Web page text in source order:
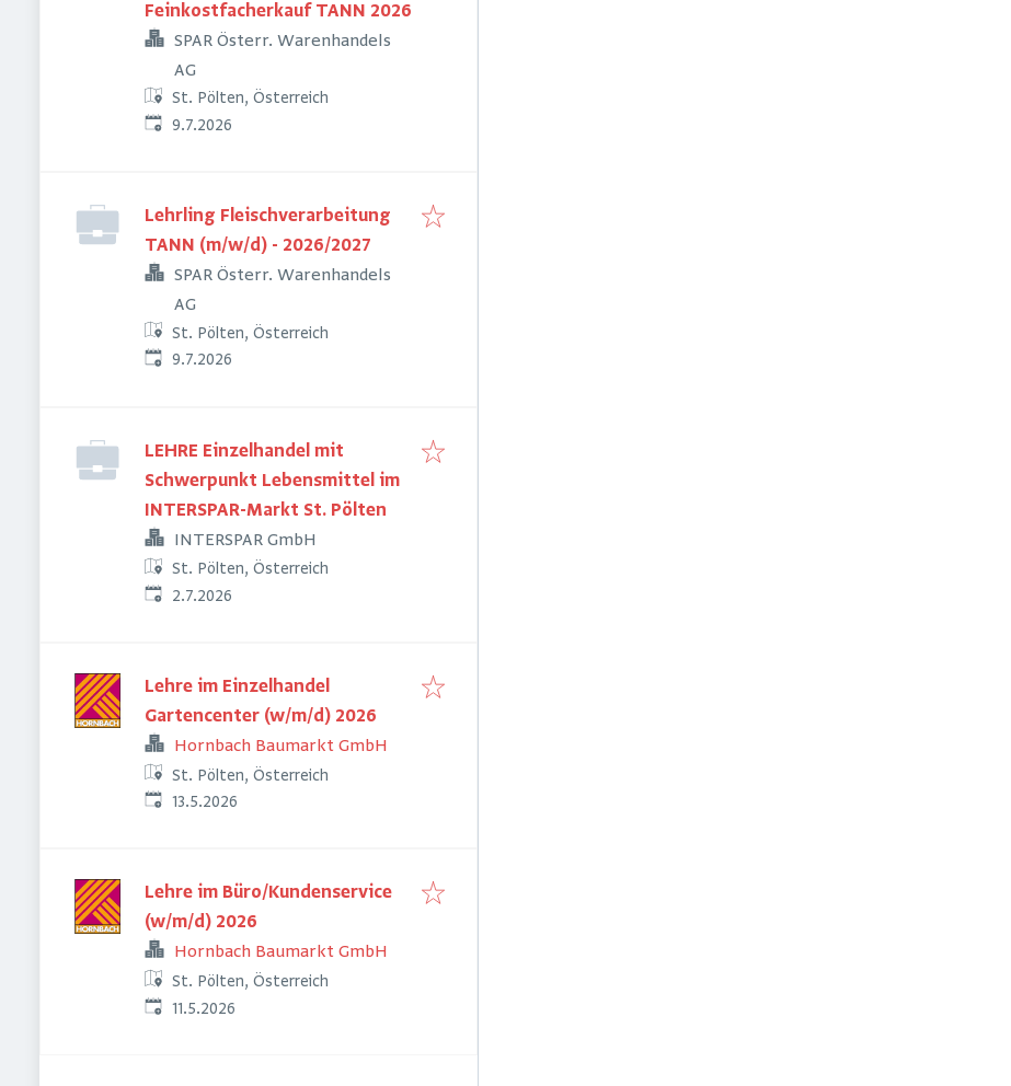
Feinkostfacherkauf TANN 2026
SPAR Österr. Warenhandels
AG
St. Pölten, Österreich
Veröffentlicht
9.7.2026
Lehrling Fleischverarbeitung
TANN (m/w/d) - 2026/2027
SPAR Österr. Warenhandels
AG
St. Pölten, Österreich
Veröffentlicht
9.7.2026
LEHRE Einzelhandel mit
Schwerpunkt Lebensmittel im
INTERSPAR-Markt St. Pölten
INTERSPAR GmbH
St. Pölten, Österreich
Veröffentlicht
2.7.2026
Lehre im Einzelhandel
Gartencenter (w/m/d) 2026
Hornbach Baumarkt GmbH
St. Pölten, Österreich
Veröffentlicht
13.5.2026
Lehre im Büro/Kundenservice
(w/m/d) 2026
Hornbach Baumarkt GmbH
St. Pölten, Österreich
Veröffentlicht
11.5.2026